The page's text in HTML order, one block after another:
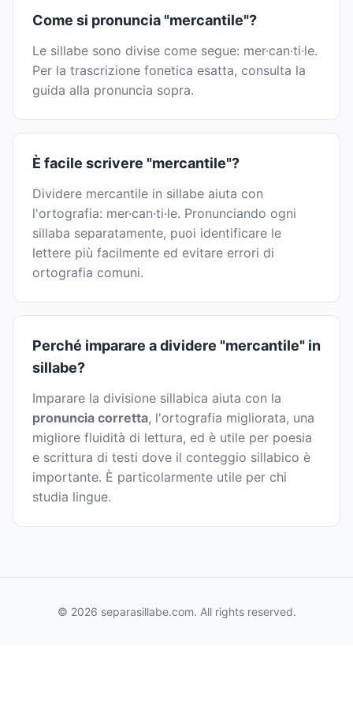
Come si pronuncia "mercantile"?
Le sillabe sono divise come segue: mer·can·ti·le.
Per la trascrizione fonetica esatta, consulta la
guida alla pronuncia sopra.
È facile scrivere "mercantile"?
Dividere mercantile in sillabe aiuta con
l'ortografia: mer·can·ti·le. Pronunciando ogni
sillaba separatamente, puoi identificare le
lettere più facilmente ed evitare errori di
ortografia comuni.
Perché imparare a dividere "mercantile" in
sillabe?
Imparare la divisione sillabica aiuta con la
pronuncia corretta, l'ortografia migliorata, una
migliore fluidità di lettura, ed è utile per poesia
e scrittura di testi dove il conteggio sillabico è
importante. È particolarmente utile per chi
studia lingue.
© 2026 separasillabe.com. All rights reserved.